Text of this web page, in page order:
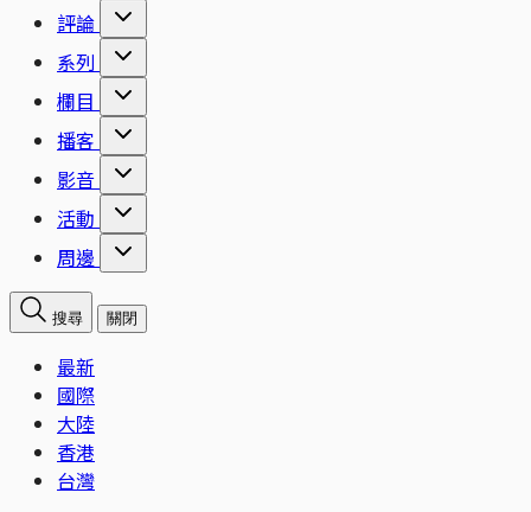
評論
系列
欄目
播客
影音
活動
周邊
搜尋 關閉
最新
國際
大陸
香港
台灣